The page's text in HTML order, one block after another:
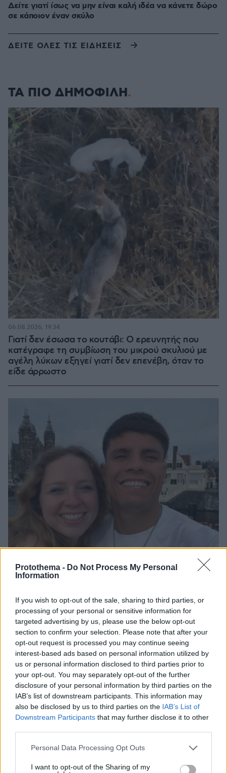
Protothema - Do Not Process My Personal
Information
If you wish to opt-out of the sale, sharing to third parties, or
processing of your personal or sensitive information for
targeted advertising by us, please use the below opt-out
section to confirm your selection. Please note that after your
opt-out request is processed you may continue seeing
interest-based ads based on personal information utilized by
us or personal information disclosed to third parties prior to
your opt-out. You may separately opt-out of the further
disclosure of your personal information by third parties on the
IAB’s list of downstream participants. This information may
also be disclosed by us to third parties on the IAB’s List of
Downstream Participants that may further disclose it to other
Please note that this website/app uses one or more Google
not limited to your visit or usage behaviour. You may click to
Personal Data Processing Opt Outs
I want to opt-out of the Sharing of my
Δείτε γιατί ίσως να μην είναι καλή ιδέα να κάνετε δώρο
σε κάποιον έναν σκύλο
ΔΕΙΤΕ ΟΛΕΣ ΤΙΣ ΕΙΔΗΣΕΙΣ
ΤΑ ΠΙΟ ΔΗΜΟΦΙΛΗ
Γιατί δεν έσωσα το κουτάβι: Ο ερευνητής που
κατέγραφε τη συμβίωση του μικρού σκυλιού με
αγέλη λύκων εξηγεί γιατί δεν επενέβη, όταν το
είδε άρρωστο
06.08.2026, 19:34
Η αποκαλυπτική κατάθεση της συζύγου του
Αφγανού: Πώς γνωρίσαμε τη Λίσα, γιατί
υποψιάστηκα ότι ήταν το πτώμα στη βαλίτσα
06.08.2026, 12:32